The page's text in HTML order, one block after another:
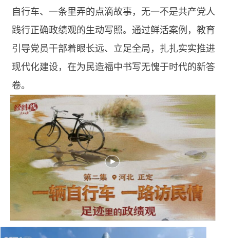
自行车、一条里弄的点滴故事，无一不是共产党人
践行正确政绩观的生动写照。通过鲜活案例，教育
引导党员干部着眼长远、立足全局，扎扎实实推进
现代化建设，在为民造福中书写无愧于时代的新答
卷。